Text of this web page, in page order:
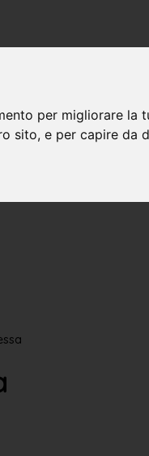
per migliorare
sito, e per capire da